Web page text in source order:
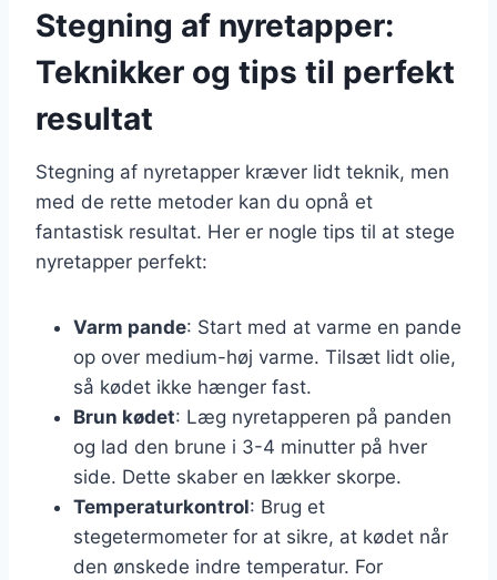
Stegning af nyretapper:
Teknikker og tips til perfekt
resultat
Stegning af nyretapper kræver lidt teknik, men
med de rette metoder kan du opnå et
fantastisk resultat. Her er nogle tips til at stege
nyretapper perfekt:
Varm pande: Start med at varme en pande
op over medium-høj varme. Tilsæt lidt olie,
så kødet ikke hænger fast.
Brun kødet: Læg nyretapperen på panden
og lad den brune i 3-4 minutter på hver
side. Dette skaber en lækker skorpe.
Temperaturkontrol: Brug et
stegetermometer for at sikre, at kødet når
den ønskede indre temperatur. For